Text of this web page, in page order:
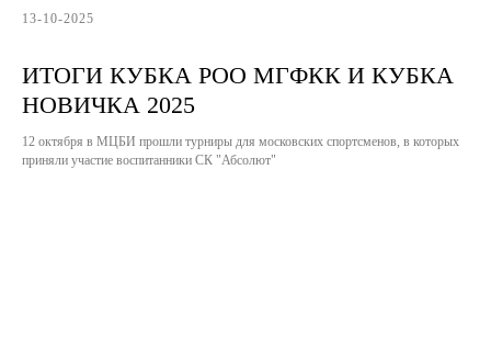
13-10-2025
ИТОГИ КУБКА РОО МГФКК И КУБКА
НОВИЧКА 2025
12 октября в МЦБИ прошли турниры для московских спортсменов, в которых
приняли участие воспитанники СК "Абсолют"